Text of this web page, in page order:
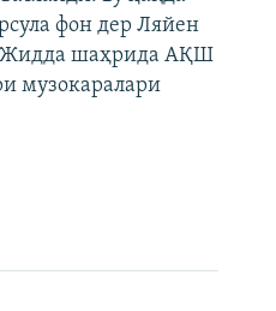
фон дер Ляйен
Жидда шаҳрида АҚШ
музокаралари